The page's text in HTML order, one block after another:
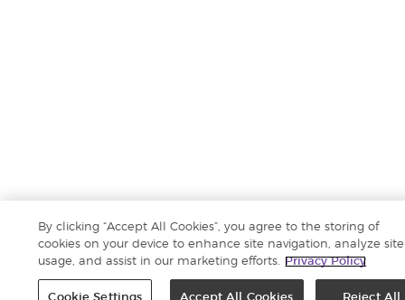
By clicking “Accept All Cookies”, you agree to the storing of
cookies on your device to enhance site navigation, analyze site
usage, and assist in our marketing efforts.
Privacy Policy